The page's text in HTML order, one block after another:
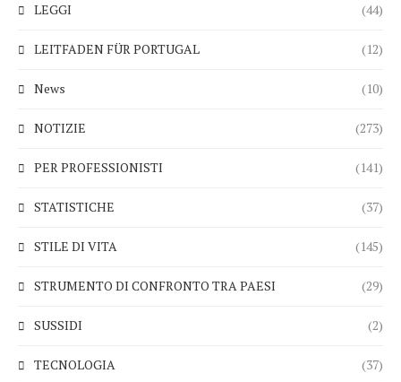
LEGGI (44)
LEITFADEN FÜR PORTUGAL (12)
News (10)
NOTIZIE (273)
PER PROFESSIONISTI (141)
STATISTICHE (37)
STILE DI VITA (145)
STRUMENTO DI CONFRONTO TRA PAESI (29)
SUSSIDI (2)
TECNOLOGIA (37)